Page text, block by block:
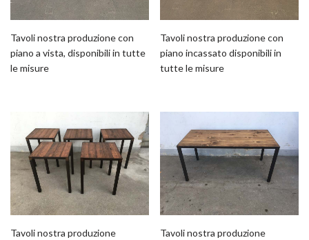
Tavoli nostra produzione con
piano a vista, disponibili in tutte
le misure
Tavoli nostra produzione con
piano incassato disponibili in
tutte le misure
Tavoli nostra produzione
Tavoli nostra produzione